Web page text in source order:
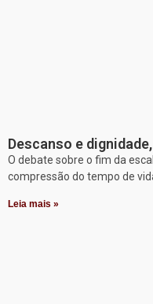
Descanso e
O debate sobre o fim da
compressão do tempo de
Leia mais »